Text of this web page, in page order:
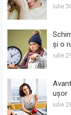
iulie
și o
iulie
ușor
iulie